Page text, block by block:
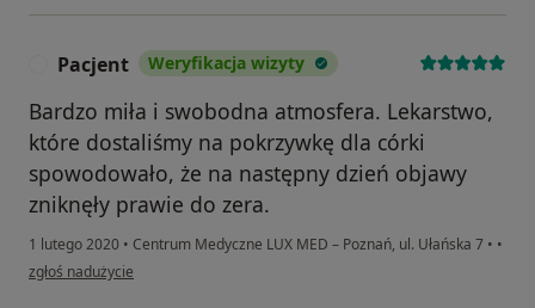
Pacjent Weryfikacja wizyty
Bardzo miła i swobodna atmosfera. Lekarstwo,
które dostaliśmy na pokrzywkę dla córki
spowodowało, że na następny dzień objawy
zniknęły prawie do zera.
1 lutego 2020 • Centrum Medyczne LUX MED – Poznań, ul. Ułańska 7 • •
w opinii użytkownika Pacjent
zgłoś nadużycie